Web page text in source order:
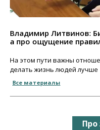
Владимир Литвинов:
а про ощущение
На этом пути важны
делать жизнь людей лучше
Все материалы
Про